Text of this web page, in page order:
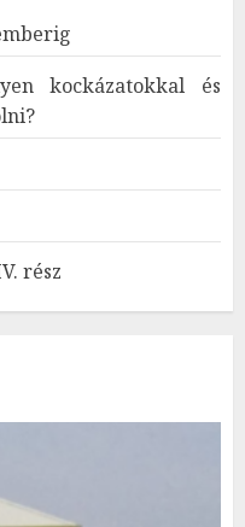
kockázatokkal és
rész